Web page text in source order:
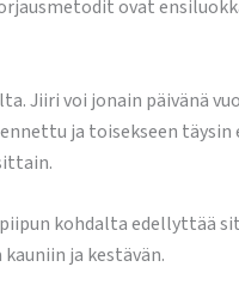
ovat
Jiiri voi jonain päivänä
ja toisekseen täysin
kohdalta edellyttää
ja kestävän.